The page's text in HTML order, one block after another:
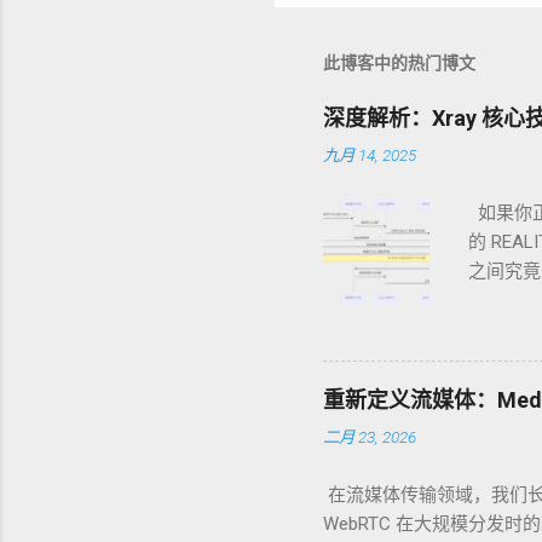
此博客中的热门博文
深度解析：Xray 核心
九月 14, 2025
如果你
的
之间究
anytls
件，可
以被识
解，让
行动。
重新定义流媒体：
二月 23, 2026
在流媒体传输领域，我们
WebRTC 在大规模分发时